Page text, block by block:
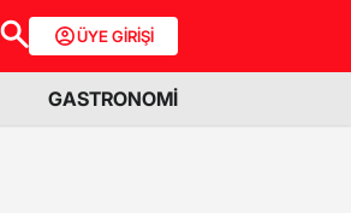
ÜYE GİRİŞİ
GASTRONOMİ